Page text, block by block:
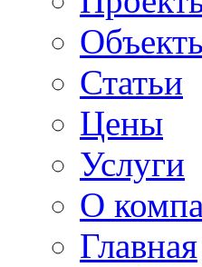
Статьи
Цены
Услуги
О
Главная